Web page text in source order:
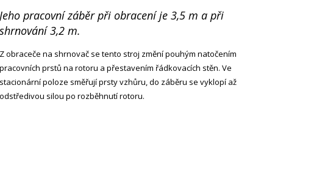
Jeho pracovní záběr při obracení je 3,5 m a při
shrnování 3,2 m.
Z obraceče na shrnovač se tento stroj změní pouhým natočením
pracovních prstů na rotoru a přestavením řádkovacích stěn. Ve
stacionární poloze směřují prsty vzhůru, do záběru se vyklopí až
odstředivou silou po rozběhnutí rotoru.